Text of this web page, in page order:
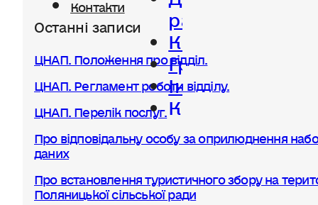
ради
Керівництво
Громада
Інвестиції
Контакти
Останні записи
ЦНАП. Положення про відділ.
ЦНАП. Регламент роботи відділу.
ЦНАП. Перелік послуг.
Про відповідальну особу за оприлюднення
даних
Про встановлення туристичного збору на
Поляницької сільської ради